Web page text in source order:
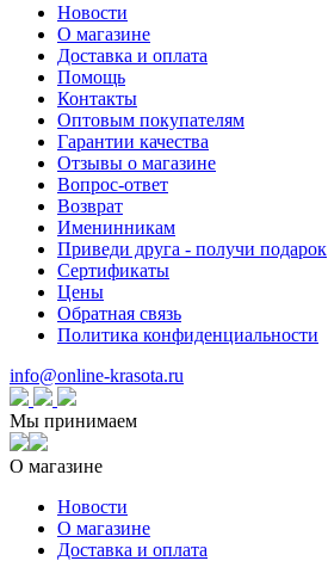
Новости
О магазине
Доставка и оплата
Помощь
Контакты
Оптовым покупателям
Гарантии качества
Отзывы о магазине
Вопрос-ответ
Возврат
Именинникам
Приведи друга - получи подарок
Сертификаты
Цены
Обратная связь
Политика конфиденциальности
info@online-krasota.ru
Мы принимаем
О магазине
Новости
О магазине
Доставка и оплата